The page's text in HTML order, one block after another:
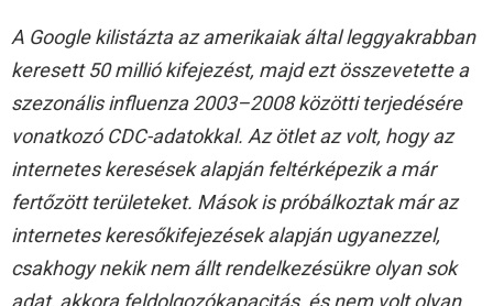
A Google kilistázta az amerikaiak által leggyakrabban
keresett 50 millió kifejezést, majd ezt összevetette a
szezonális influenza 2003–2008 közötti terjedésére
vonatkozó CDC-adatokkal. Az ötlet az volt, hogy az
internetes keresések alapján feltérképezik a már
fertőzött területeket. Mások is próbálkoztak már az
internetes keresőkifejezések alapján ugyanezzel,
csakhogy nekik nem állt rendelkezésükre olyan sok
adat, akkora feldolgozókapacitás, és nem volt olyan